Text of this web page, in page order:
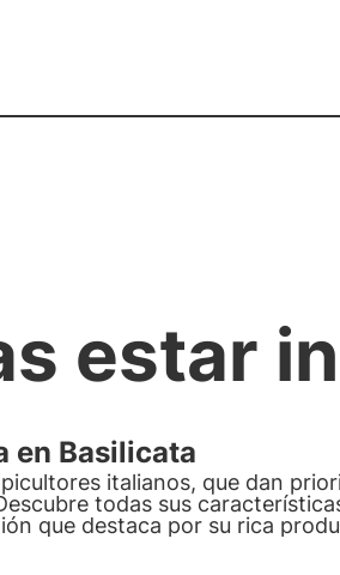
estar
en Basilicata
italianos, que dan
todas sus
que destaca por su rica